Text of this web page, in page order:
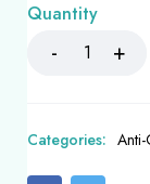
Quantity
Categories: Anti-